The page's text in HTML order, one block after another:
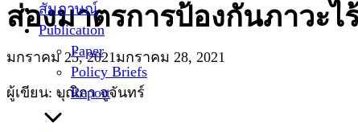
สัมภาษณ์
Publication
Paper
Policy Briefs
Report
ส่องมาตรการป้องกันภาวะ
มกราคม 25, 2021มกราคม 28, 2021
ผู้เขียน: บุณิกา จูจันทร์